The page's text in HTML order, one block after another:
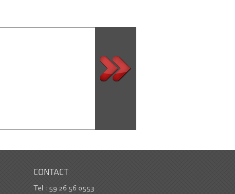
CONTACT
Tel : 59 26 56 0553